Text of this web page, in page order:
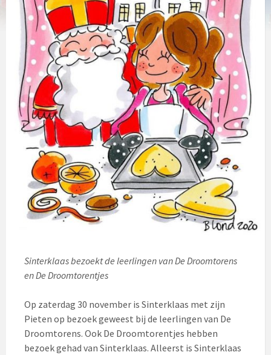
Sinterklaas bezoekt de leerlingen van De Droomtorens
en De Droomtorentjes
Op zaterdag 30 november is Sinterklaas met zijn
Pieten op bezoek geweest bij de leerlingen van De
Droomtorens. Ook De Droomtorentjes hebben
bezoek gehad van Sinterklaas. Alleerst is Sinterklaas